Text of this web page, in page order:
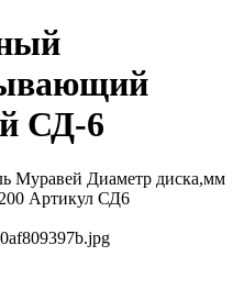
СД-6
Муравей Диаметр диска,мм
Артикул СД6